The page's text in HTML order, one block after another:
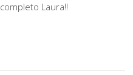
Laura!!